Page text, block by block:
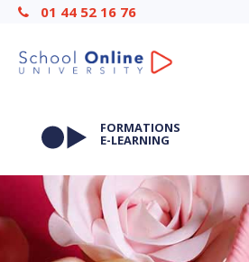
01 44 52 16 76
FORMATIONS
E-LEARNING